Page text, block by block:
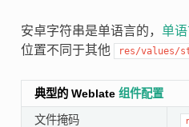
安卓字符串是单语言的， 单
位置不同于其他
res/values/
典型的 Weblate 组件配置
文件掩码